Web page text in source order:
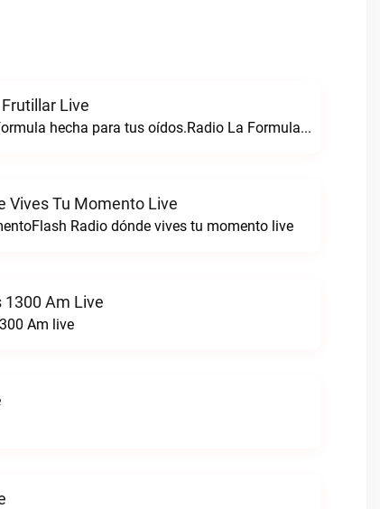
Live
Radio formula una formula hecha para tus oídos.Radio La Formula Frutillar live
Vives Tu Momento Live
Radio dónde vives tu momento live
1300 Am Live
Am live